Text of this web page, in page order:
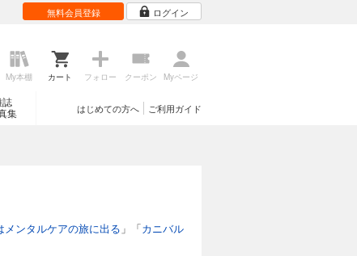
無料会員登録 ログイン
My本棚 カート フォロー クーポン Myページ
誌
集
ご利用ガイド
はじめての方へ
ンタルケアの旅に出る 」「カニバル